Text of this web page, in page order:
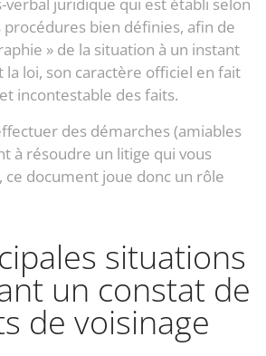
verbal juridique qui est établi selon
bien définies, afin de
» de la situation à un instant
la loi, son caractère officiel en fait
incontestable des faits.
des démarches (amiables
à résoudre un litige qui vous
ce document joue donc un rôle
situations
un constat de
de voisinage